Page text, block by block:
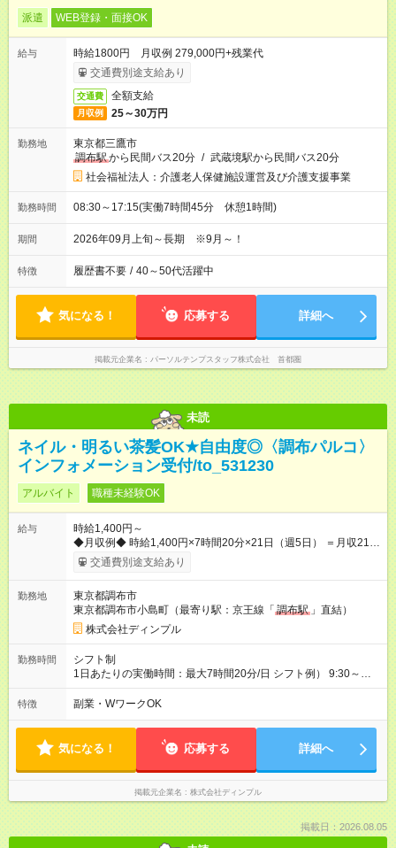
派遣 WEB登録・面接OK
給与
時給1800円 月収例 279,000円+残業代
交通費別途支給あり
交通費 全額支給
月収例 25～30万円
勤務地
東京都三鷹市
調布駅から民間バス20分 / 武蔵境駅から民間バス20分
社会福祉法人：介護老人保健施設運営及び介護支援事業
勤務時間 08:30～17:15(実働7時間45分 休憩1時間)
期間 2026年09月上旬～長期 ※9月～！
特徴 履歴書不要 / 40～50代活躍中
気になる！ 応募する 詳細へ
掲載元企業名 パーソルテンプスタッフ株式会社 首都圏
未読
ネイル・明るい茶髪OK★自由度◎〈調布パルコ〉
インフォメーション受付/to_531230
アルバイト 職種未経験OK
給与
時給1,400円～
◆月収例◆ 時給1,400円×7時間20分×21日（週5日） ＝月収21万
円以上＋交通費 時給1,400円×7時間20分×12日（週3日） ＝月収
12万円以上＋交通費 ※勤務日数は一例 【試用期間】試用期間な
交通費別途支給あり
勤務地
東京都調布市
東京都調布市小島町（最寄り駅：京王線「 調布駅 」直結）
株式会社ディンプル
勤務時間
シフト制
1日あたりの実働時間：最大7時間20分/日 シフト例） 9:30～
18:00 11:15～19:45 12:10～20:40 など 営業時間：10:00～
20:30 ＊残業は基本的にありません ＊固定シフト・時短勤務不
特徴 副業・WワークOK
気になる！ 応募する 詳細へ
掲載元企業名 株式会社ディンプル
掲載日：2026.08.05